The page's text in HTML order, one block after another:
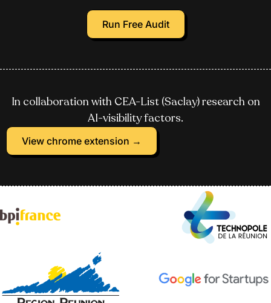
Run Free Audit
In collaboration with CEA-List (Saclay) research on
AI-visibility factors.
View chrome extension →